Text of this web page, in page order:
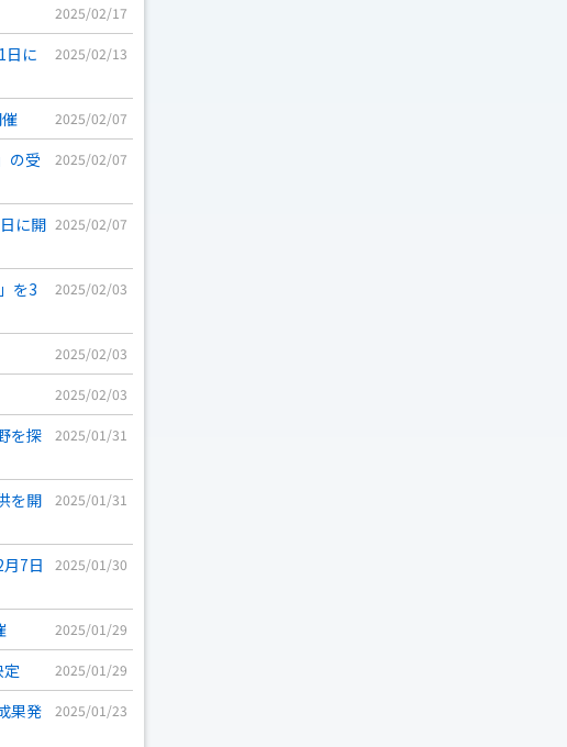
2025/02/17
2025/02/13
日に
2025/02/07
2025/02/07
の受
2025/02/07
に開
2025/02/03
を3
2025/02/03
2025/02/03
2025/01/31
を探
2025/01/31
を開
2025/01/30
7日
2025/01/29
2025/01/29
2025/01/23
果発